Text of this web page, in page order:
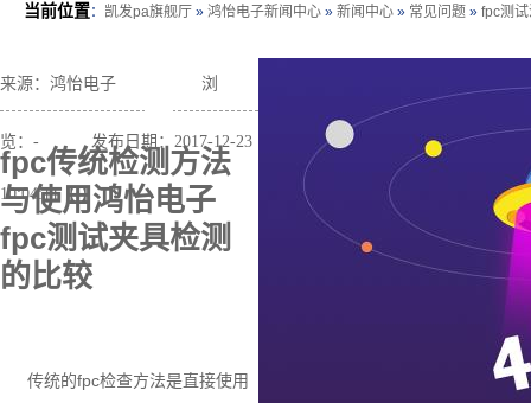
当前位置： 凯发pa旗舰厅 » 鸿怡电子新闻中心 » 新闻中心 » 常见问题 » fpc测
来源：鸿怡电子 浏
览： - 发布日期：2017-12-23
10:04:11【 】
fpc传统检测方法
与使用鸿怡电子
fpc测试夹具检测
的比较
传统的fpc检查方法是直接使用